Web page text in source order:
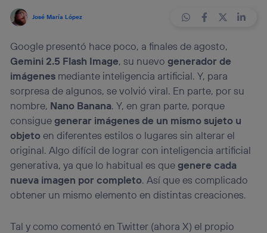
José María López
Google presentó hace poco, a finales de agosto,
Gemini 2.5 Flash Image, su nuevogenerador de
imágenes mediante inteligencia artificial. Y, para
sorpresa de algunos, se volvió viral. En parte, por su
nombre, Nano Banana. Y, en gran parte, porque
consiguegenerar imágenes de un mismo sujeto u
objetoen diferentes estilos o lugares sin alterar el
original. Algo difícil de lograr con inteligencia artificial
generativa, ya que lo habitual es quegenere cada
nueva imagen por completo. Así que es complicado
obtener un mismo elemento en distintas creaciones.
Tal y como comentó en Twitter (ahora X) el propio